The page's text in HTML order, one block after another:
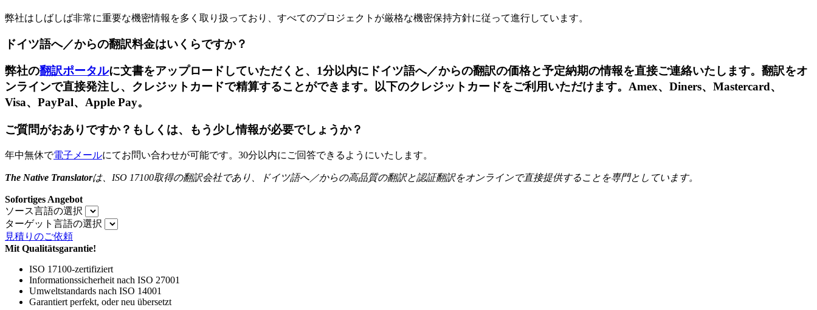
弊社はしばしば非常に重要な機密情報を多く取り扱っており、すべてのプロジェクトが厳格な機密保持方針に従って進行しています。
ドイツ語へ／からの翻訳料金はいくらですか？
弊社の翻訳ポータルに文書をアップロードしていただくと、1分以内にドイツ語へ／からの翻訳の価格と予定納期の情報を直接ご連絡いたします。翻訳をオ
ンラインで直接発注し、クレジットカードで精算することができます。以下のクレジットカードをご利用いただけます。Amex、Diners、Mastercard、
Visa、PayPal、Apple Pay。
ご質問がおありですか？もしくは、もう少し情報が必要でしょうか？
年中無休で電子メールにてお問い合わせが可能です。30分以内にご回答できるようにいたします。
The Native Translatorは、 ISO 17100取得の翻訳会社であり、ドイツ語へ／からの高品質の翻訳と認証翻訳をオンラインで直接提供することを専門としています。
Sofortiges Angebot
ソース言語の選択
ターゲット言語の選択
見積りのご依頼
Mit Qualitätsgarantie!
ISO 17100-zertifiziert
Informationssicherheit nach ISO 27001
Umweltstandards nach ISO 14001
Garantiert perfekt, oder neu übersetzt